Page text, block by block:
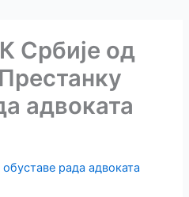
Србије од
адвоката
рада адвоката